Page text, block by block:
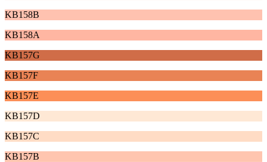
KB158B
KB158A
KB157G
KB157F
KB157E
KB157D
KB157C
KB157B